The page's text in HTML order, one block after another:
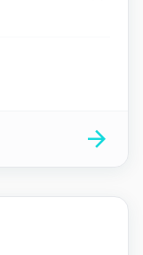
arrow_forward